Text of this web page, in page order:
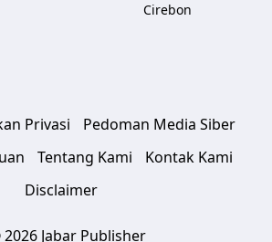
Cirebon
Privasi
Pedoman Media Siber
Tentang Kami
Kontak Kami
Disclaimer
Jabar Publisher